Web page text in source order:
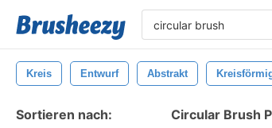
Kreis Entwurf Abstrakt
Sortieren nach: Circular Brush